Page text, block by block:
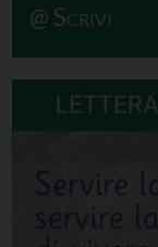
@ Scrivi